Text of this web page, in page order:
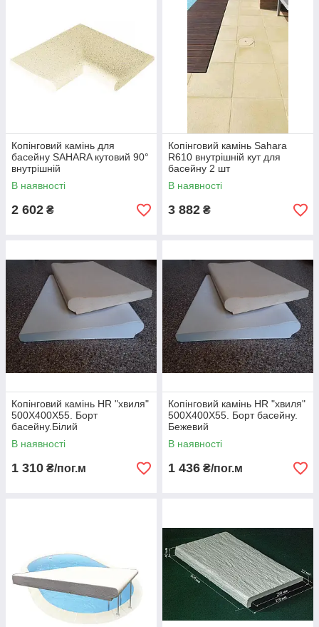
Копінговий камінь для
басейну SAHARA кутовий 90°
внутрішній
В наявності
2 602 ₴
Копінговий камінь Sahara
R610 внутрішній кут для
басейну 2 шт
В наявності
3 882 ₴
Копінговий камінь HR "хвиля"
500Х400Х55. Борт
басейну.Білий
В наявності
1 310 ₴/пог.м
Копінговий камінь HR "хвиля"
500Х400Х55. Борт басейну.
Бежевий
В наявності
1 436 ₴/пог.м